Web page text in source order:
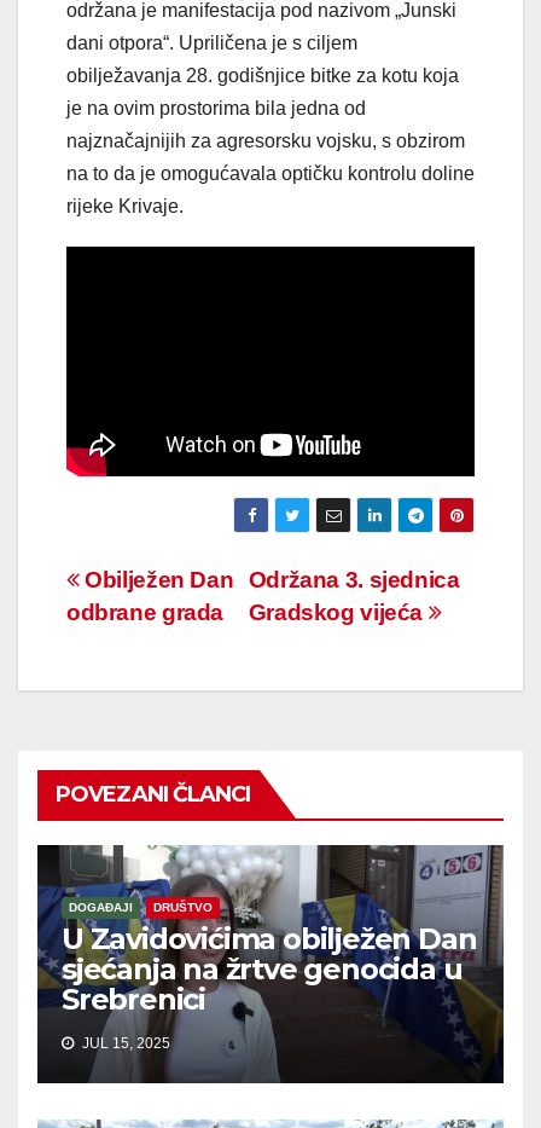
održana je manifestacija pod nazivom „Junski
dani otpora“. Upriličena je s ciljem
obilježavanja 28. godišnjice bitke za kotu koja
je na ovim prostorima bila jedna od
najznačajnijih za agresorsku vojsku, s obzirom
na to da je omogućavala optičku kontrolu doline
rijeke Krivaje.
Navigacija
članaka
Održana 3. sjednica
Gradskog vijeća
Obilježen Dan
odbrane grada
POVEZANI ČLANCI
DOGAĐAJI DRUŠTVO
U Zavidovićima obilježen Dan
sjećanja na žrtve genocida u
Srebrenici
JUL 15, 2025